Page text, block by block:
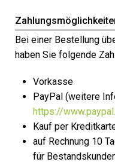
Bei einer Bestellung
haben Sie folgende
Vorkasse
PayPal (weitere
https://
Kauf per
auf Rechnung 10
für